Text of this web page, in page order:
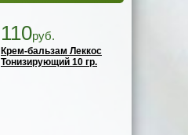
110руб.
Крем-бальзам Леккос
Тонизирующий 10 гр.